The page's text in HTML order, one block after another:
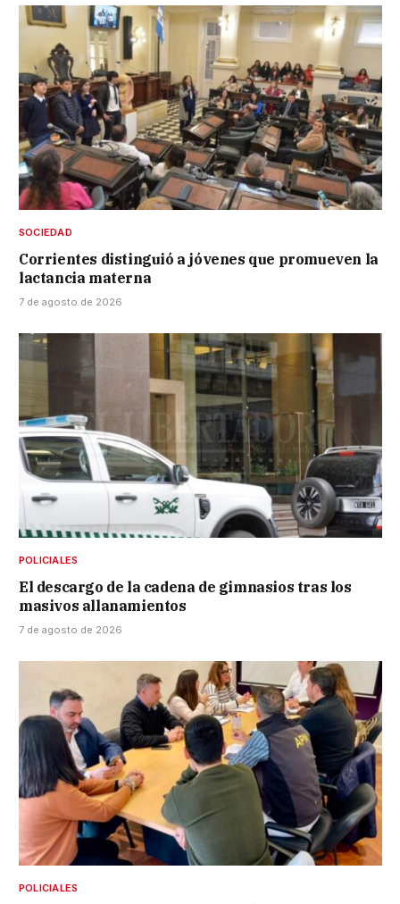
SOCIEDAD
Corrientes distinguió a jóvenes que promueven la
lactancia materna
7 de agosto de 2026
POLICIALES
El descargo de la cadena de gimnasios tras los
masivos allanamientos
7 de agosto de 2026
POLICIALES